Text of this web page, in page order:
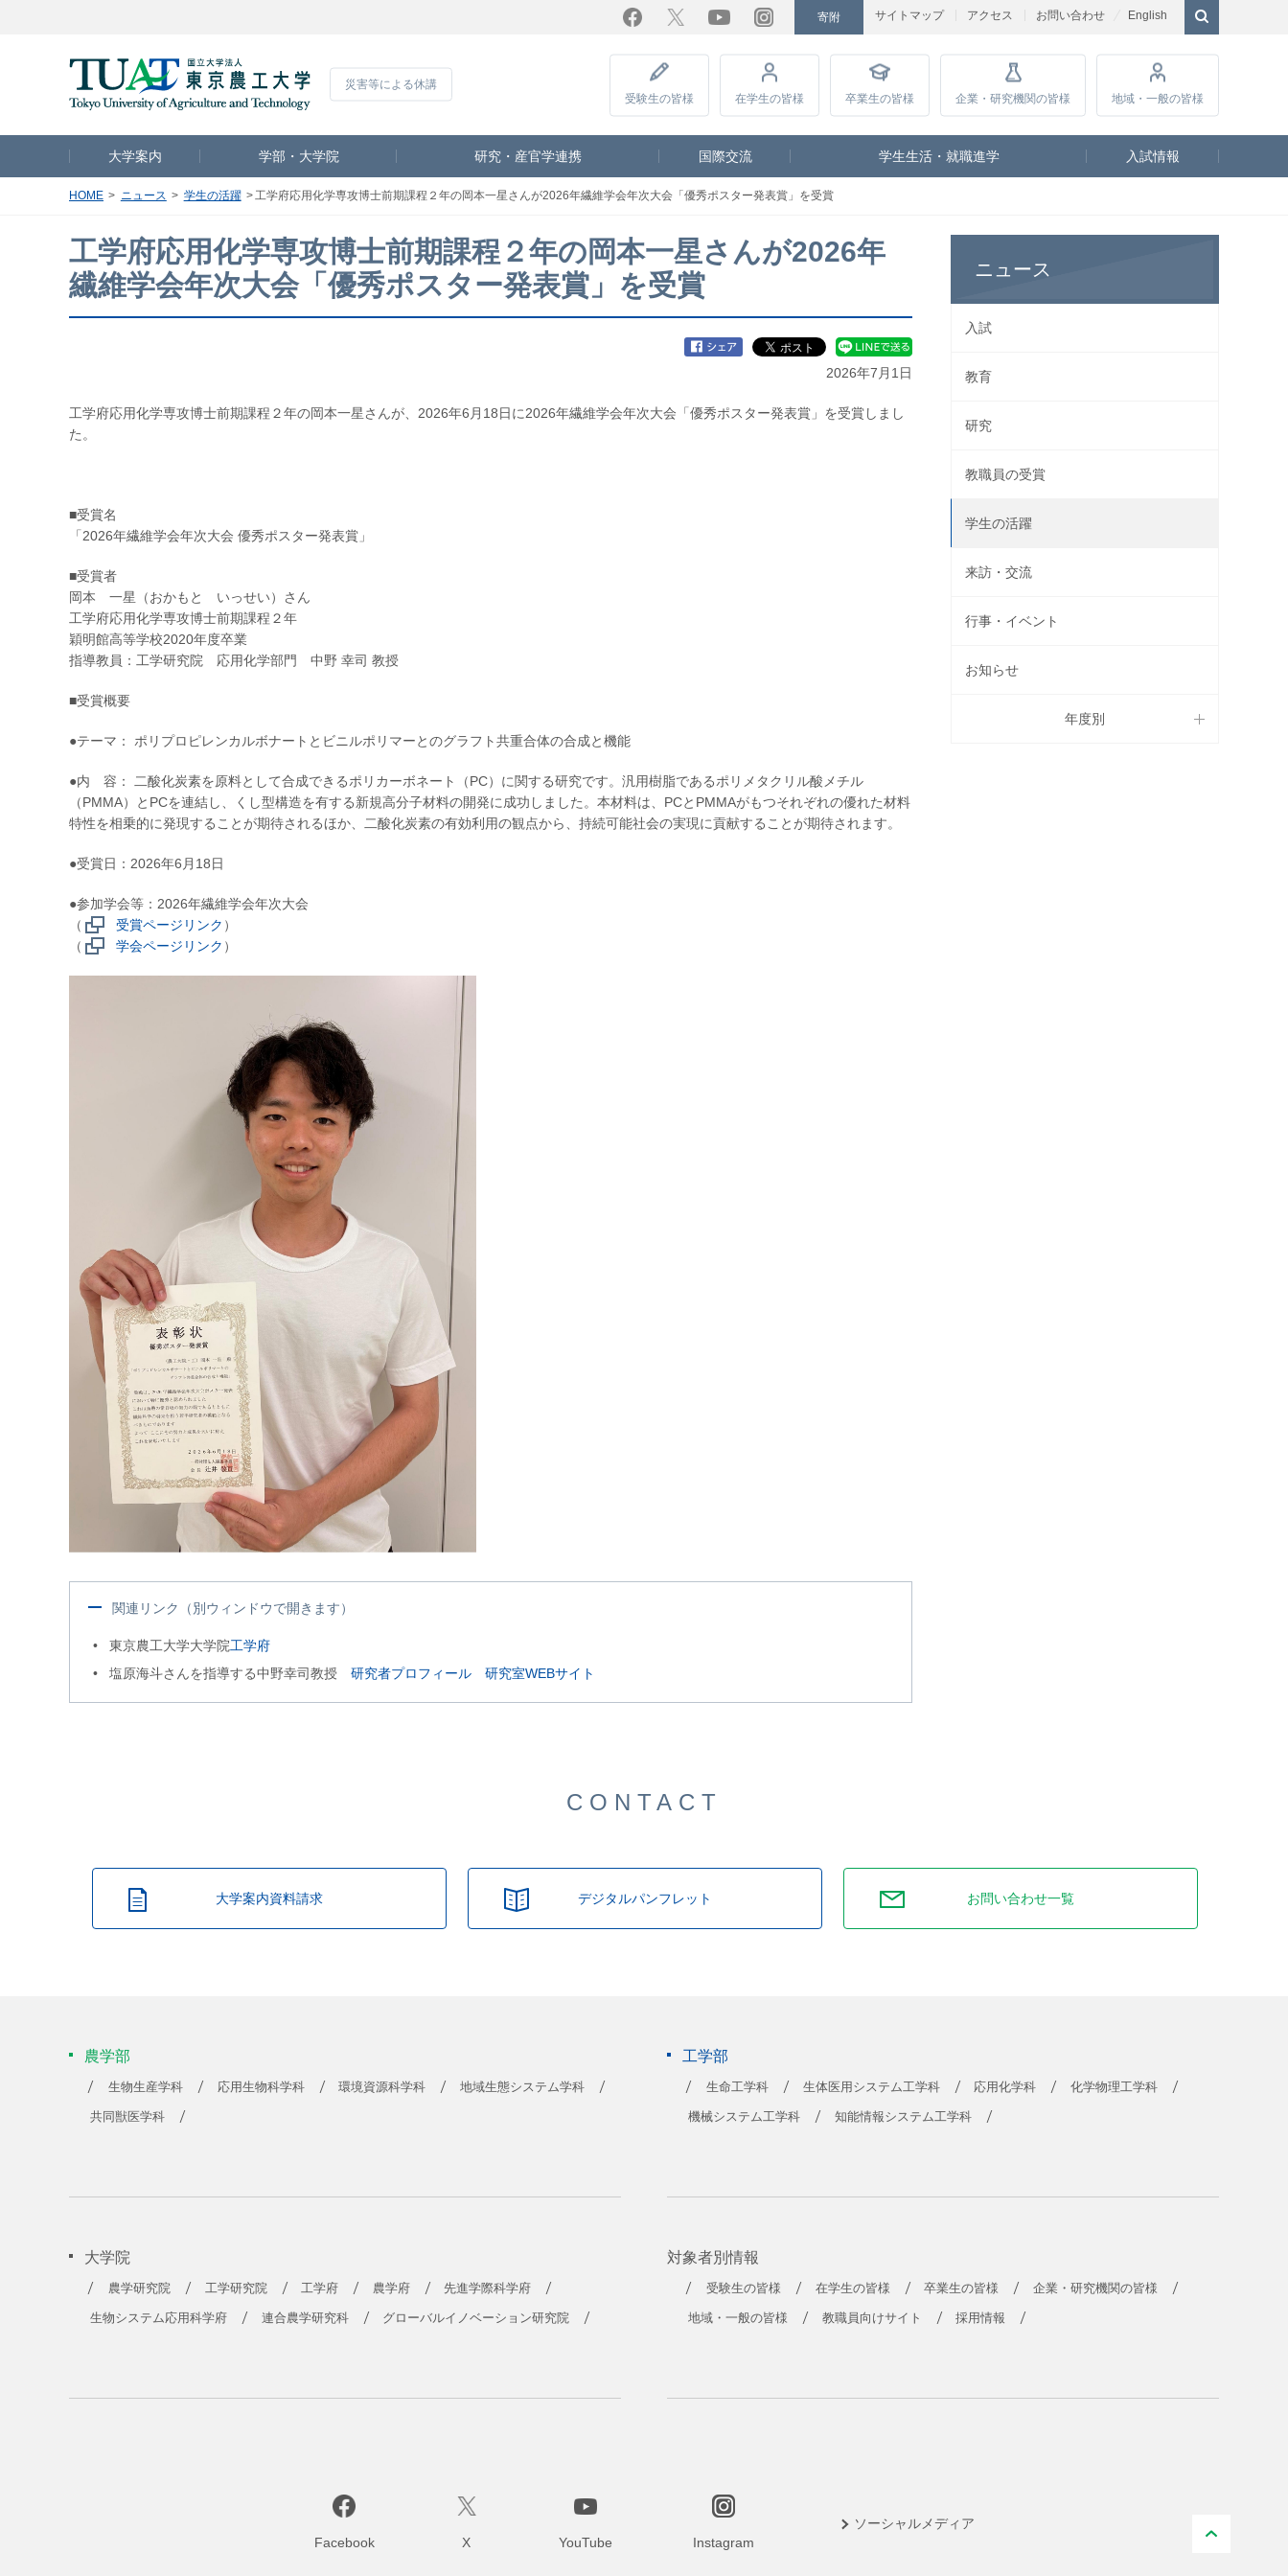
サイトマップ アクセス お問い合わせ
寄附 English
Facebook Twitter YouTube Instagram
災害等による休講
受験生の皆様 在学生の皆様 卒業生の皆様 企業・研究機関の皆様 地域・一般の皆様
大学案内 学部・大学院 研究・産官学連携 国際交流 学生生活・就職進学 入試情報
HOME ニュース 学生の活躍 工学府応用化学専攻博士前期課程２年の岡本一星さんが2026年繊維学会年次大会「優秀ポスター発表賞」を受賞
工学府応用化学専攻博士前期課程２年の岡本一星さんが2026年
繊維学会年次大会「優秀ポスター発表賞」を受賞
2026年7月1日
工学府応用化学専攻博士前期課程２年の岡本一星さんが、2026年6月18日に2026年繊維学会年次大会「優秀ポスター発表賞」を受賞しまし
た。
■受賞名
「2026年繊維学会年次大会 優秀ポスター発表賞」
■受賞者
岡本 一星（おかもと いっせい）さん
工学府応用化学専攻博士前期課程２年
穎明館高等学校2020年度卒業
指導教員：工学研究院 応用化学部門 中野 幸司 教授
■受賞概要
●テーマ： ポリプロピレンカルボナートとビニルポリマーとのグラフト共重合体の合成と機能
●内 容： 二酸化炭素を原料として合成できるポリカーボネート（PC）に関する研究です。汎用樹脂であるポリメタクリル酸メチル
（PMMA）とPCを連結し、くし型構造を有する新規高分子材料の開発に成功しました。本材料は、PCとPMMAがもつそれぞれの優れた材料
特性を相乗的に発現することが期待されるほか、二酸化炭素の有効利用の観点から、持続可能社会の実現に貢献することが期待されます。
●受賞日：2026年6月18日
●参加学会等：2026年繊維学会年次大会
（
受賞ページリンク ）
（
学会ページリンク ）
関連リンク（別ウィンドウで開きます）
東京農工大学大学院工学府
塩原海斗さんを指導する中野幸司教授研究者プロフィール 研究室WEBサイト
ニュース
入試
教育
研究
教職員の受賞
学生の活躍
来訪・交流
行事・イベント
お知らせ
年度別
CONTACT
大学案内資料請求 デジタルパンフレット お問い合わせ一覧
農学部
生物生産学科 応用生物科学科 環境資源科学科 地域生態システム学科
共同獣医学科
工学部
生命工学科 生体医用システム工学科 応用化学科 化学物理工学科
機械システム工学科 知能情報システム工学科
大学院
農学研究院 工学研究院 工学府 農学府 先進学際科学府
生物システム応用科学府 連合農学研究科 グローバルイノベーション研究院
対象者別情報
受験生の皆様 在学生の皆様 卒業生の皆様 企業・研究機関の皆様
地域・一般の皆様 教職員向けサイト 採用情報
Facebook
X YouTube Instagram
ソーシャルメディア